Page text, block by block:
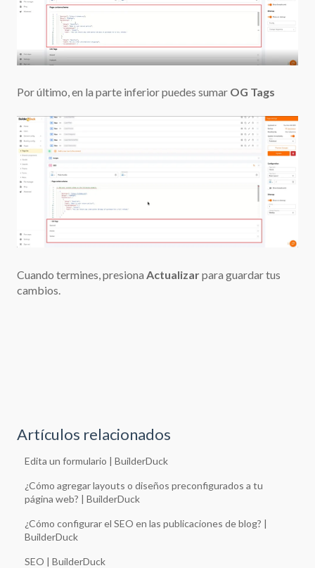
Por último, en la parte inferior puedes sumar OG Tags
Cuando termines, presiona Actualizarpara guardar tus
cambios.
Artículos relacionados
Edita un formulario | BuilderDuck
¿Cómo agregar layouts o diseños preconfigurados a tu
página web? | BuilderDuck
¿Cómo configurar el SEO en las publicaciones de blog? |
BuilderDuck
SEO | BuilderDuck